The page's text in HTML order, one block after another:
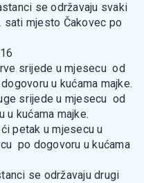
se održavaju svaki
mjesto Čakovec po
srijede u mjesecu od
u kućama majke.
srijede u mjesecu od
u kućama majke.
petak u mjesecu u
po dogovoru u kućama
se održavaju drugi